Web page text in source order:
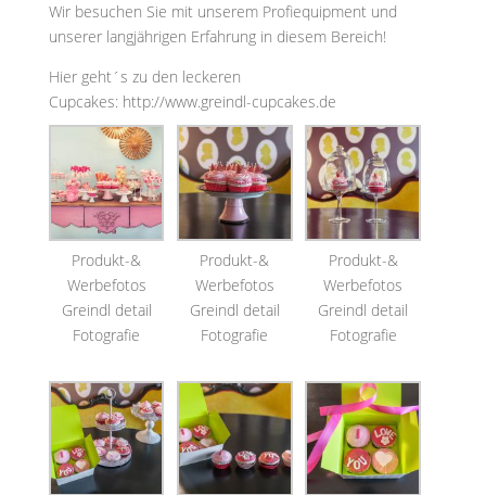
Wir besuchen Sie mit unserem Profiequipment und
unserer langjährigen Erfahrung in diesem Bereich!
Hier geht´s zu den leckeren
Cupcakes: http://www.greindl-cupcakes.de
Produkt-&
Werbefotos
Greindl detail
Fotografie
Produkt-&
Werbefotos
Greindl detail
Fotografie
Produkt-&
Werbefotos
Greindl detail
Fotografie